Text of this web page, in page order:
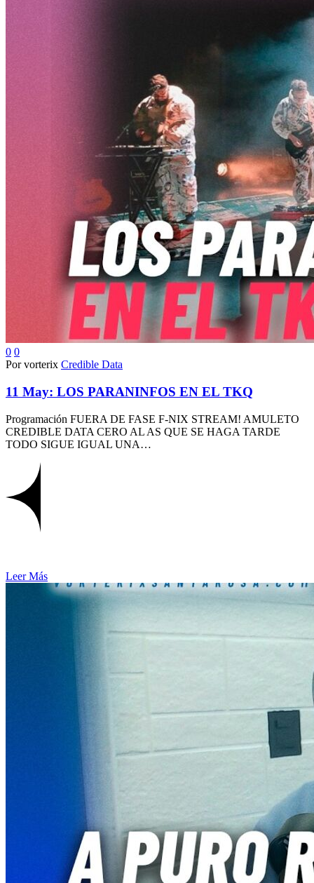
0 0
Por vorterix Credible Data
11 May: LOS PARANINFOS EN EL TKQ
Programación FUERA DE FASE F-NIX STREAM! AMULETO
CREDIBLE DATA CERO AL AS QUE SE HAGA TARDE
TODO SIGUE IGUAL UNA…
Leer Más